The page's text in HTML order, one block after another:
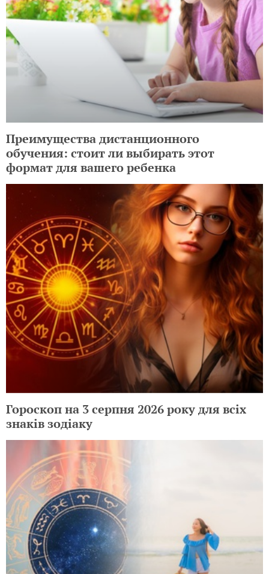
Преимущества дистанционного
обучения: стоит ли выбирать этот
формат для вашего ребенка
Гороскоп на 3 серпня 2026 року для всіх
знаків зодіаку